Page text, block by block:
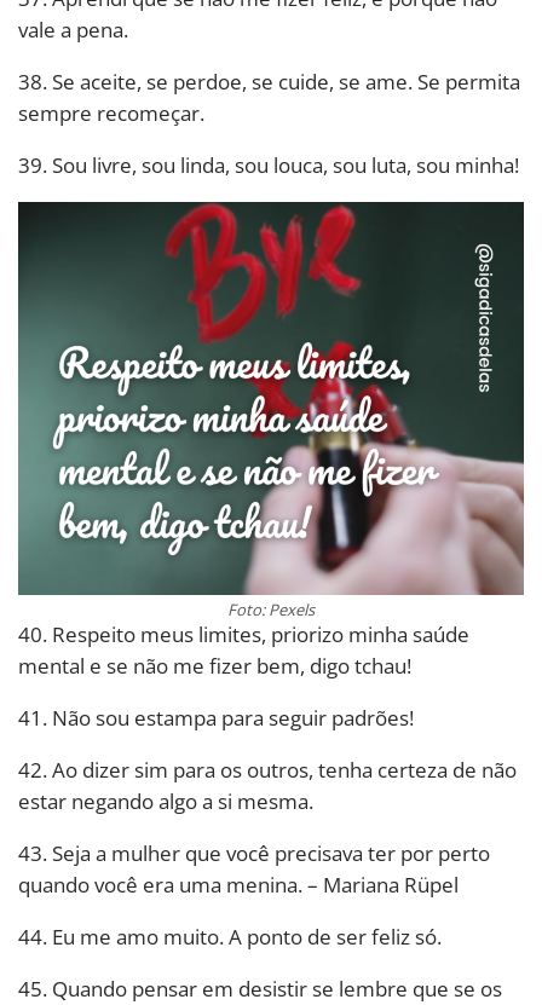
vale a pena.
38. Se aceite, se perdoe, se cuide, se ame. Se permita
sempre recomeçar.
39. Sou livre, sou linda, sou louca, sou luta, sou minha!
Foto: Pexels
40. Respeito meus limites, priorizo minha saúde
mental e se não me fizer bem, digo tchau!
41. Não sou estampa para seguir padrões!
42. Ao dizer sim para os outros, tenha certeza de não
estar negando algo a si mesma.
43. Seja a mulher que você precisava ter por perto
quando você era uma menina. – Mariana Rüpel
44. Eu me amo muito. A ponto de ser feliz só.
45. Quando pensar em desistir se lembre que se os